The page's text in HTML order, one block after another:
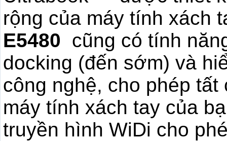
rộng của máy tính xách
E5480 cũng có tính
docking (đến sớm) và
công nghệ, cho phép
máy tính xách tay của
truyền hình WiDi cho